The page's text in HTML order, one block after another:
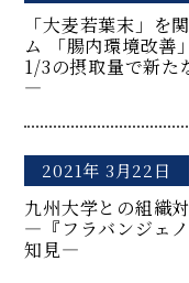
「大麦若葉末」を
ム 「腸内環境改善
1/3の摂取量で新た
―
2021年 3月22日
九州大学との組織
―『フラバンジェ
知見―